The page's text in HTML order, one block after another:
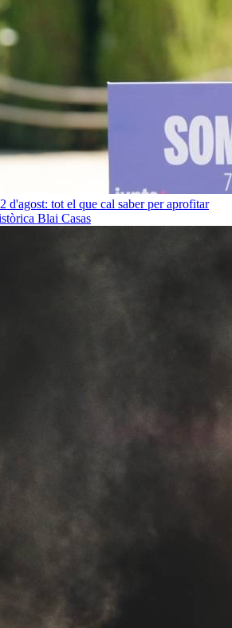
d'agost: tot el que cal saber per aprofitar
Blai Casas